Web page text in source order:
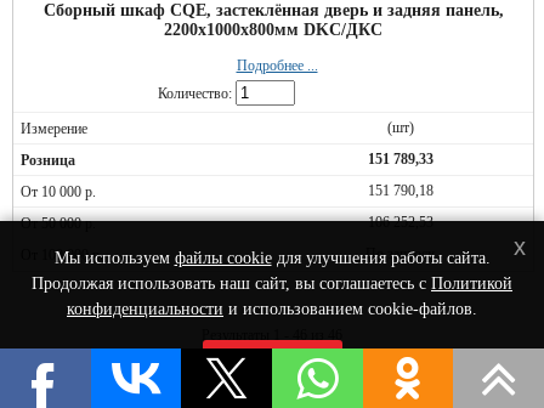
Мы используем файлы cookieдля улучшения работы сайта.
Продолжая использовать наш сайт, вы соглашаетесь с Политикой
конфиденциальности и использованием cookie-файлов.
Принять
x
Сборный шкаф CQE, застеклённая дверь и задняя панель,
2200x1000x800мм DKC/ДКС
Подробнее ...
Количество:
(шт)
151 789,33
151 790,18
106 252,53
По запросу
© 2022 Интернет-Магазин сетевого оборудования - Nets-Shop.ru.